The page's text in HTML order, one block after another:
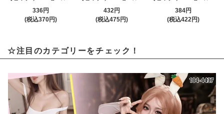
336円
(税込370円)
432円
(税込475円)
384円
(税込422円)
☆注目のカテゴリーをチェック！